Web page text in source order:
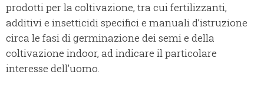
prodotti per la coltivazione, tra cui fertilizzanti,
additivi e insetticidi specifici e manuali d’istruzione
circa le fasi di germinazione dei semi e della
coltivazione indoor, ad indicare il particolare
interesse dell’uomo.